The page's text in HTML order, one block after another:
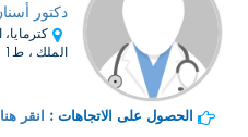
دكتور
الملك ، ط1
الحصول على الاتجاهات : انقر هنا